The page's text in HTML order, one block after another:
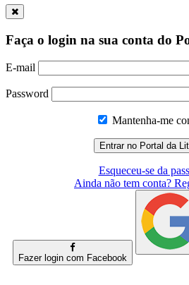
Faça o login na sua conta do
E-mail
Password
Mantenha-me
Esqueceu-se da
Ainda não tem conta?
Fazer login com Facebook